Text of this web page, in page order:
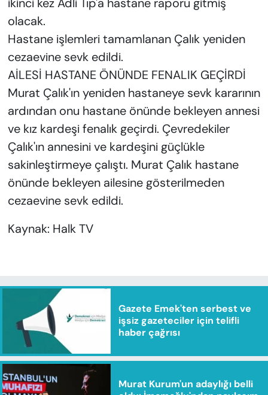
ikinci kez Adli Tıp'a hastane raporu gitmiş
olacak.
Hastane işlemleri tamamlanan Çalık yeniden
cezaevine sevk edildi.
AİLESİ HASTANE ÖNÜNDE FENALIK GEÇİRDİ
Murat Çalık'ın yeniden hastaneye sevk kararının
ardından onu hastane önünde bekleyen annesi
ve kız kardeşi fenalık geçirdi. Çevredekiler
Çalık'ın annesini ve kardeşini güçlükle
sakinleştirmeye çalıştı. Murat Çalık hastane
önünde bekleyen ailesine gösterilmeden
cezaevine sevk edildi.
Kaynak: Halk TV
Gazete Emek'ten serbest ve
işsiz gazeteciler için telifli
haber çağrısı
Murat Kurum'un adaylığı belli